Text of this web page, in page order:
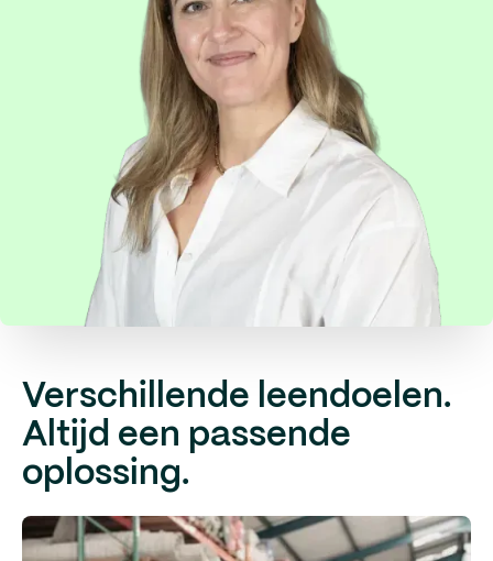
Verschillende leendoelen.
Altijd een passende
oplossing.